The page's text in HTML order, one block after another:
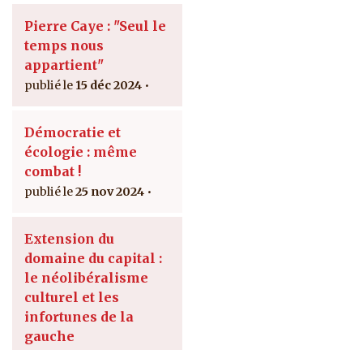
Pierre Caye : "Seul le
temps nous
appartient"
15 déc 2024
Démocratie et
écologie : même
combat !
25 nov 2024
Extension du
domaine du capital :
le néolibéralisme
culturel et les
infortunes de la
gauche